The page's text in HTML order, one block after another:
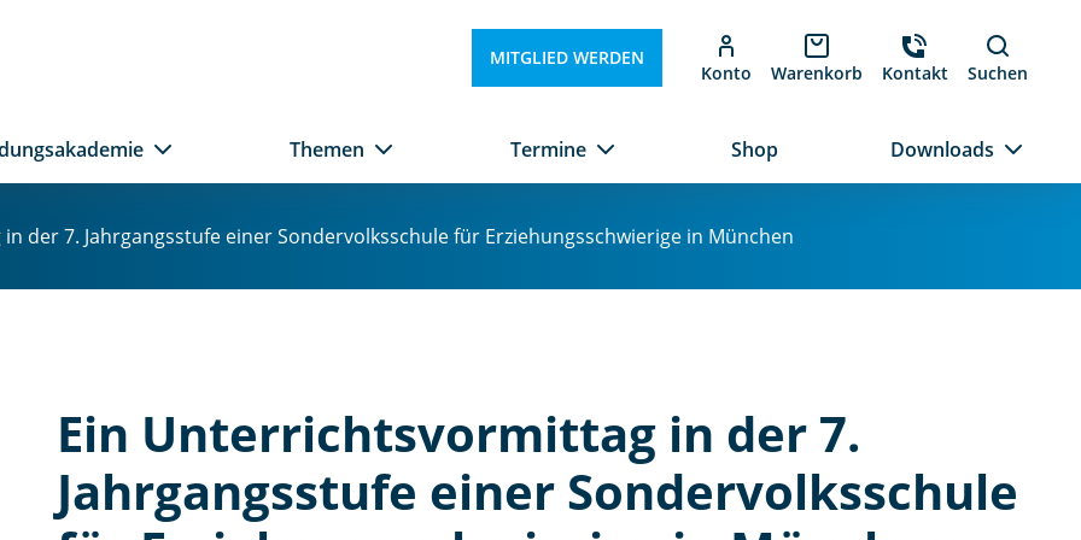
MITGLIED WERDEN
Konto Warenkorb Kontakt Suchen
Themen Termine Shop Downloads
der 7. Jahrgangsstufe einer Sondervolksschule für Erziehungsschwierige in München
Ein Unterrichtsvormittag in der 7.
Jahrgangsstufe einer Sondervolksschule